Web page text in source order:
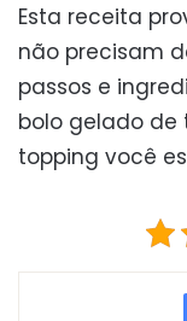
Esta receita
não precisam
passos e
bolo gelado de
topping você